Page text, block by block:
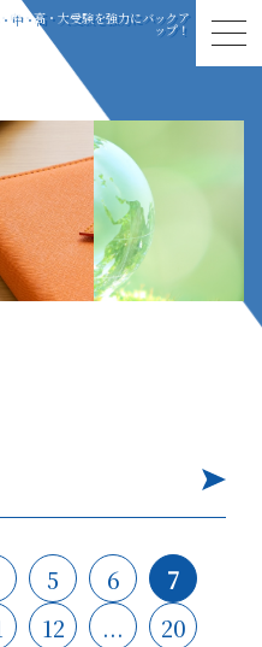
中・高・大受験を強力にバックア
ップ！
5 6
7
12 ...
20